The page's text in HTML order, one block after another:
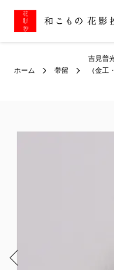
ホーム 帯留
吉見普
（金工